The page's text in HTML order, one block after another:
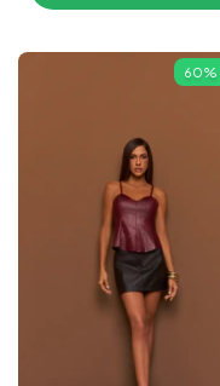
60%